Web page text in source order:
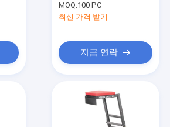
MOQ:100 PC
최신 가격 받기
지금 연락